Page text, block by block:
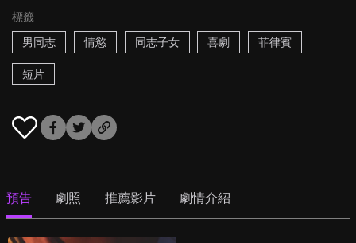
標籤
男同志
情慾 同志子女 喜劇 菲律賓
短片
預告 劇照 推薦影片 劇情介紹